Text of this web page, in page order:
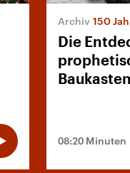
150
Die
08:20 Minuten